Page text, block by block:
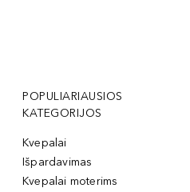
POPULIARIAUSIOS
KATEGORIJOS
Kvepalai
Išpardavimas
Kvepalai moterims